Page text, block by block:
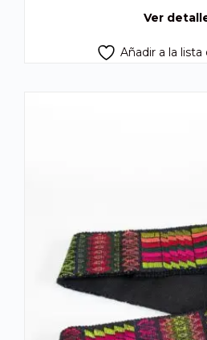
Ver
Añadir a la